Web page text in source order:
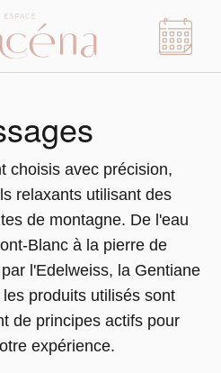
choisis avec précision,
relaxants utilisant des
de montagne. De l'eau
Blanc à la pierre de
l'Edelweiss, la Gentiane
produits utilisés sont
de principes actifs pour
expérience.